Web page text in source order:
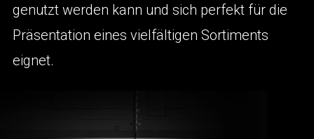
genutzt werden kann und sich perfekt für die
Präsentation eines vielfältigen Sortiments
eignet.